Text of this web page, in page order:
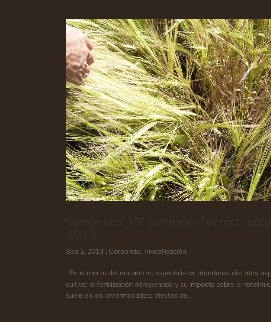
Sep 2, 2013 | Corporate, Investigación
En el marco del encuentro, especialistas abordaron distintos
cultivo: la fertilización nitrogenada y su impacto sobre el
suelo en las enfermedades; efectos de...